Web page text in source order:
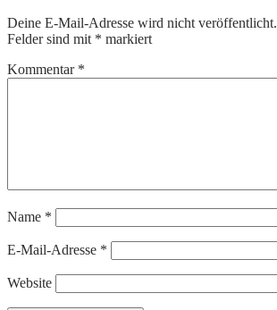
Deine E-Mail-Adresse wird nicht veröffentlicht.
Felder sind mit * markiert
Kommentar *
Name *
E-Mail-Adresse *
Website